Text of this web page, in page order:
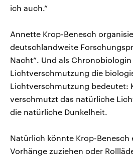
ich auch.“
Annette Krop-Benesch
deutschlandweite
Nacht“. Und als
Lichtverschmutzung die
Lichtverschmutzung bedeutet:
verschmutzt das natürliche
die natürliche Dunkelheit.
Natürlich könnte Krop-Benesch
Vorhänge zuziehen oder